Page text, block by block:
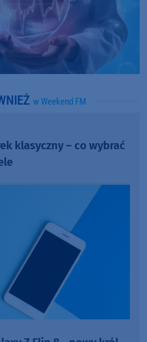
w Weekend FM
klasyczny – co wybrać